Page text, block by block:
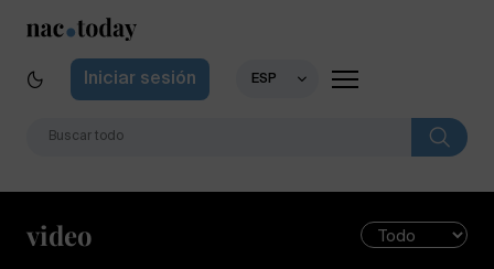
Iniciar sesión ESP
video